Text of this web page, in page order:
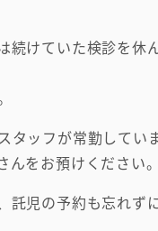
続けていた検診を
ッフが常勤していま
をお預けください。
託児の予約も忘れず